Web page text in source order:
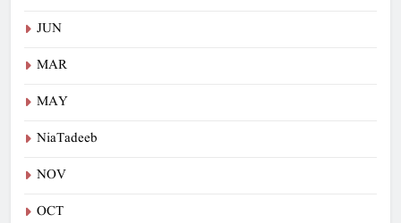
JUN
MAR
MAY
NiaTadeeb
NOV
OCT